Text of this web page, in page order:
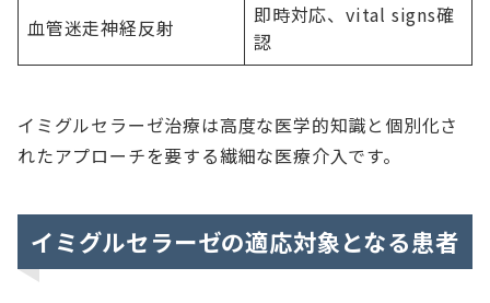
血管迷走神経反射
即時対応、vital signs確
認
イミグルセラーゼ治療は高度な医学的知識と個別化さ
れたアプローチを要する繊細な医療介入です。
イミグルセラーゼの適応対象となる患者